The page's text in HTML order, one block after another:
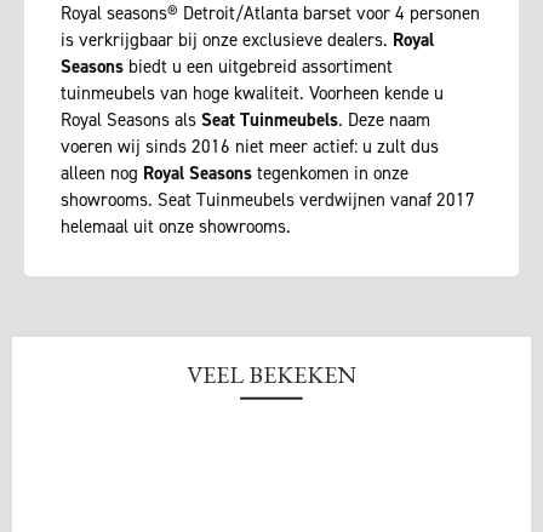
Royal seasons® Detroit/Atlanta barset voor 4 personen
is verkrijgbaar bij onze exclusieve dealers. Royal
Seasons biedt u een uitgebreid assortiment
tuinmeubels van hoge kwaliteit. Voorheen kende u
Royal Seasons als Seat Tuinmeubels. Deze naam
voeren wij sinds 2016 niet meer actief: u zult dus
alleen nog Royal Seasons tegenkomen in onze
showrooms. Seat Tuinmeubels verdwijnen vanaf 2017
helemaal uit onze showrooms.
VEEL BEKEKEN